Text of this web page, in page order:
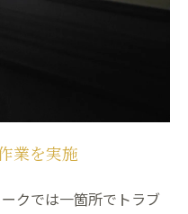
業を実施
クでは一箇所でトラブ